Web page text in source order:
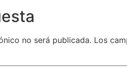
no será publicada. Los